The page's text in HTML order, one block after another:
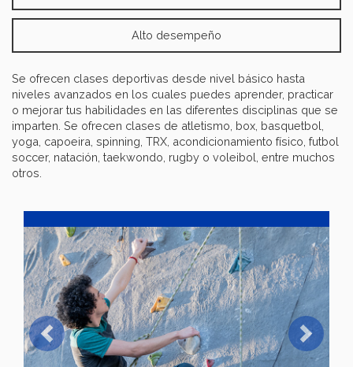
Alto desempeño
Se ofrecen clases deportivas desde nivel básico hasta
niveles avanzados en los cuales puedes aprender, practicar
o mejorar tus habilidades en las diferentes disciplinas que se
imparten. Se ofrecen clases de atletismo, box, basquetbol,
yoga, capoeira, spinning, TRX, acondicionamiento físico, futbol
soccer, natación, taekwondo, rugby o voleibol, entre muchos
otros.
Previous Next